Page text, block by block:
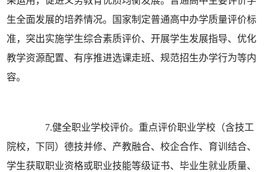
生全面发展的培养情况。国家制定普通高中办学质量评价标
准，突出实施学生综合素质评价、开展学生发展指导、优化
教学资源配置、有序推进选课走班、规范招生办学行为等内
容。
7.健全职业学校评价。重点评价职业学校（含技工
院校，下同）德技并修、产教融合、校企合作、育训结合、
学生获取职业资格或职业技能等级证书、毕业生就业质量、